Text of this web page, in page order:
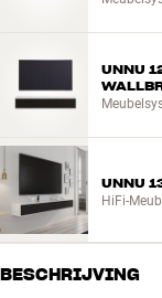
UNNU
UNNU
HiFi-
BESCHRIJVING